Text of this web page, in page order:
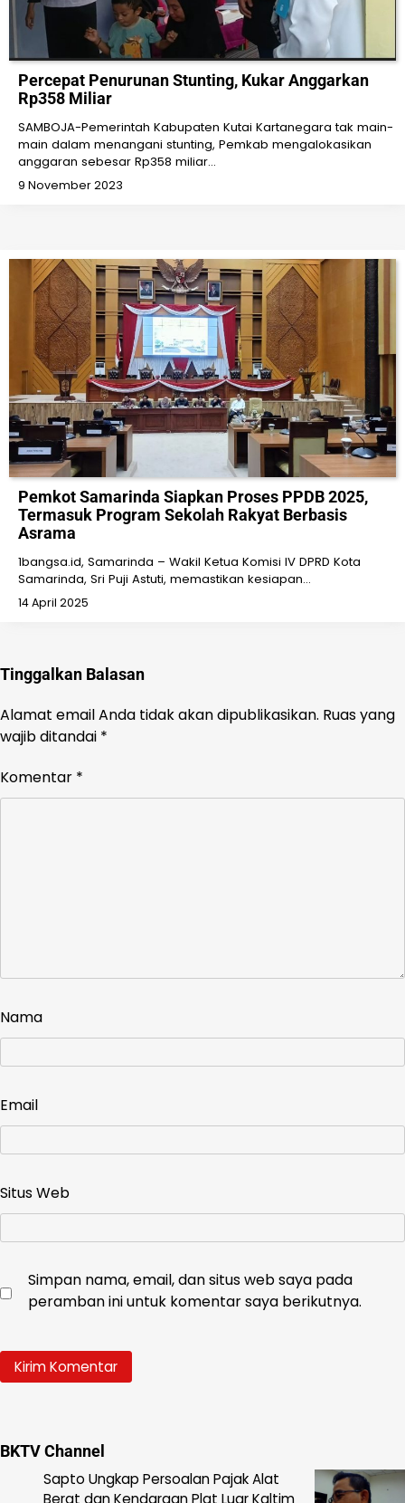
Percepat Penurunan Stunting, Kukar Anggarkan
Rp358 Miliar
SAMBOJA-Pemerintah Kabupaten Kutai Kartanegara tak main-
main dalam menangani stunting, Pemkab mengalokasikan
anggaran sebesar Rp358 miliar…
9 November 2023
Pemkot Samarinda Siapkan Proses PPDB 2025,
Termasuk Program Sekolah Rakyat Berbasis
Asrama
1bangsa.id, Samarinda – Wakil Ketua Komisi IV DPRD Kota
Samarinda, Sri Puji Astuti, memastikan kesiapan…
14 April 2025
Tinggalkan Balasan
Alamat email Anda tidak akan dipublikasikan. Ruas yang
wajib ditandai *
Komentar *
Nama
Email
Situs Web
Simpan nama, email, dan situs web saya pada
peramban ini untuk komentar saya berikutnya.
BKTV Channel
Sapto Ungkap Persoalan Pajak Alat
Berat dan Kendaraan Plat Luar Kaltim